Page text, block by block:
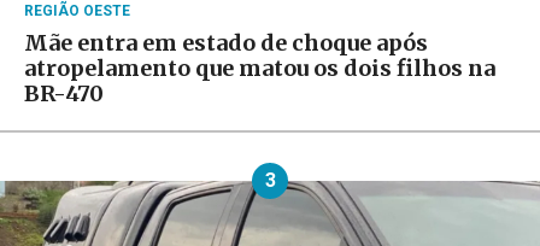
REGIÃO OESTE
Mãe entra em estado de choque após
atropelamento que matou os dois filhos na
BR-470
3